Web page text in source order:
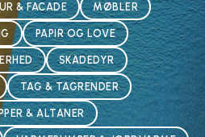
& FACADE MØBLER
PAPIR OG LOVE
SKADEDYR
TAG & TAGRENDER
& ALTANER